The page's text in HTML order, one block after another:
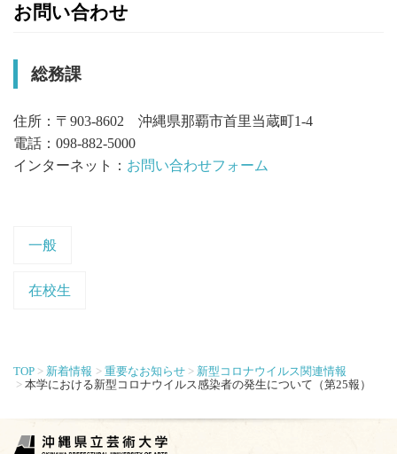
お問い合わせ
総務課
住所：〒903-8602 沖縄県那覇市首里当蔵町1-4
電話：098-882-5000
インターネット： お問い合わせフォーム
一般
在校生
TOP 新着情報 重要なお知らせ
新型コロナウイルス関連情報
本学における新型コロナウイルス感染者の発生について（第25報）